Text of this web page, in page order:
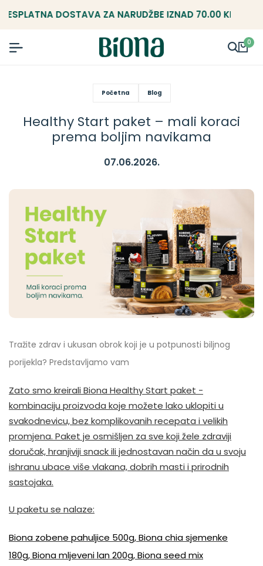
DOSTAVA ZA NARUDŽBE IZNAD 70.00 KM.
0
Početna Blog
Healthy Start paket – mali koraci
prema boljim navikama
07.06.2026.
Tražite zdrav i ukusan obrok koji je u potpunosti biljnog
porijekla? Predstavljamo vam
Zato smo kreirali Biona Healthy Start paket -
kombinaciju proizvoda koje možete lako uklopiti u
svakodnevicu, bez komplikovanih recepata i velikih
promjena. Paket je osmišljen za sve koji žele zdraviji
doručak, hranjiviji snack ili jednostavan način da u svoju
ishranu ubace više vlakana, dobrih masti i prirodnih
sastojaka.
U paketu se nalaze:
Biona zobene pahuljice 500g,Biona chia sjemenke
180g,Biona mljeveni lan 200g,Biona seed mix